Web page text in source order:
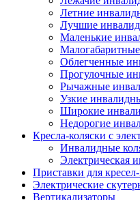
Летние
Лучшие
Маленькие
Облегченные
Прогулочные
Рычажные
Узкие
Широкие
Недорогие
Кресла-коляски с
Инвалидные
Электрическая
Приставки для
Электрические
Вертикализаторы